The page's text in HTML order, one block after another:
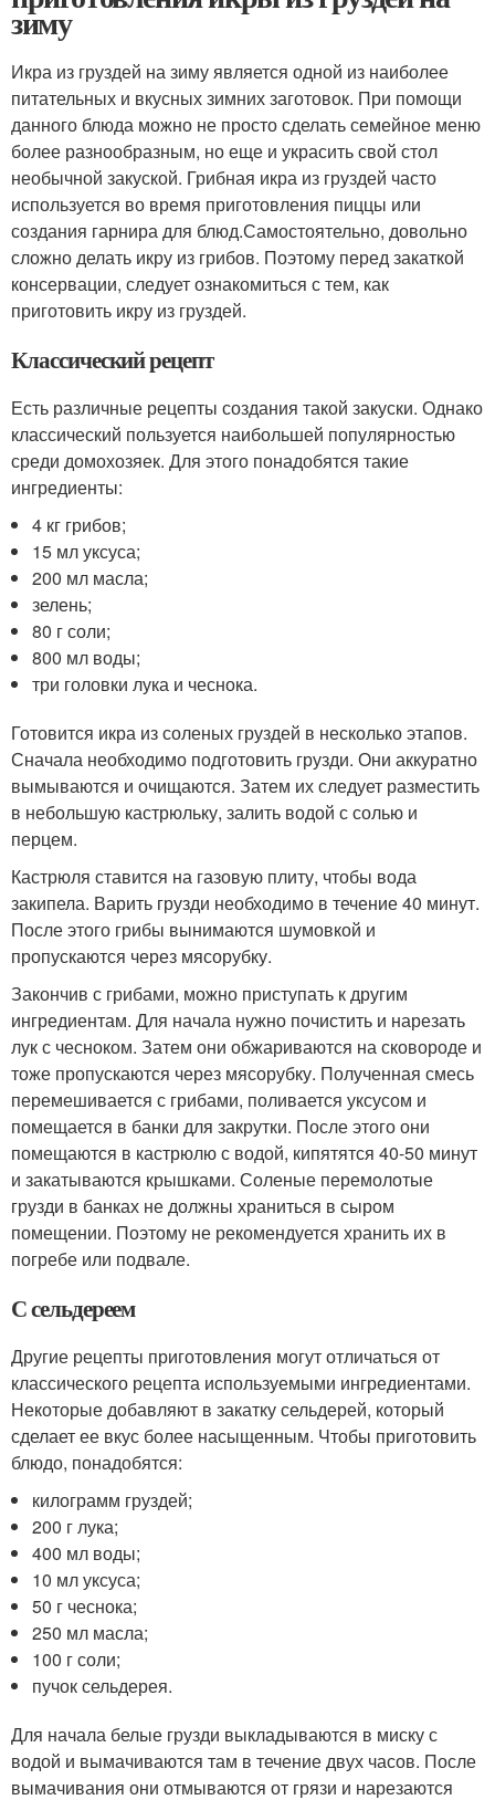
зиму
Икра из груздей на зиму является одной из наиболее
питательных и вкусных зимних заготовок. При помощи
данного блюда можно не просто сделать семейное меню
более разнообразным, но еще и украсить свой стол
необычной закуской. Грибная икра из груздей часто
используется во время приготовления пиццы или
создания гарнира для блюд.Самостоятельно, довольно
сложно делать икру из грибов. Поэтому перед закаткой
консервации, следует ознакомиться с тем, как
приготовить икру из груздей.
Классический рецепт
Есть различные рецепты создания такой закуски. Однако
классический пользуется наибольшей популярностью
среди домохозяек. Для этого понадобятся такие
ингредиенты:
4 кг грибов;
15 мл уксуса;
200 мл масла;
зелень;
80 г соли;
800 мл воды;
три головки лука и чеснока.
Готовится икра из соленых груздей в несколько этапов.
Сначала необходимо подготовить грузди. Они аккуратно
вымываются и очищаются. Затем их следует разместить
в небольшую кастрюльку, залить водой с солью и
перцем.
Кастрюля ставится на газовую плиту, чтобы вода
закипела. Варить грузди необходимо в течение 40 минут.
После этого грибы вынимаются шумовкой и
пропускаются через мясорубку.
Закончив с грибами, можно приступать к другим
ингредиентам. Для начала нужно почистить и нарезать
лук с чесноком. Затем они обжариваются на сковороде и
тоже пропускаются через мясорубку. Полученная смесь
перемешивается с грибами, поливается уксусом и
помещается в банки для закрутки. После этого они
помещаются в кастрюлю с водой, кипятятся 40-50 минут
и закатываются крышками. Соленые перемолотые
грузди в банках не должны храниться в сыром
помещении. Поэтому не рекомендуется хранить их в
погребе или подвале.
С сельдереем
Другие рецепты приготовления могут отличаться от
классического рецепта используемыми ингредиентами.
Некоторые добавляют в закатку сельдерей, который
сделает ее вкус более насыщенным. Чтобы приготовить
блюдо, понадобятся:
килограмм груздей;
200 г лука;
400 мл воды;
10 мл уксуса;
50 г чеснока;
250 мл масла;
100 г соли;
пучок сельдерея.
Для начала белые грузди выкладываются в миску с
водой и вымачиваются там в течение двух часов. После
вымачивания они отмываются от грязи и нарезаются